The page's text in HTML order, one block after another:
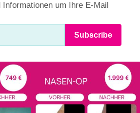
um Ihre E-Mail